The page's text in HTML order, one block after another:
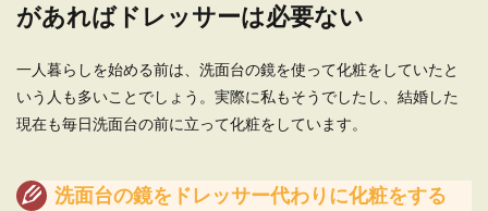
一人暮らしの空間にデスクは必要？あ
一人暮らしの生活にデスクは必要なのか？という
疑問はあると思います。 部屋が狭くなるのであま
があればドレッサーは必要ない
一人暮らしを始める前は、洗面台の鏡を使って化粧をしていたと
いう人も多いことでしょう。実際に私もそうでしたし、結婚した
現在も毎日洗面台の前に立って化粧をしています。
洗面台の鏡をドレッサー代わりに化粧をする